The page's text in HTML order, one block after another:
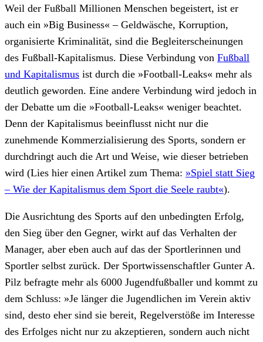
Weil der Fußball Millionen Menschen begeistert, ist er
auch ein »Big Business« – Geldwäsche, Korruption,
organisierte Kriminalität, sind die Begleiterscheinungen
des Fußball-Kapitalismus. Diese Verbindung von Fußball
und Kapitalismus ist durch die »Football-Leaks« mehr als
deutlich geworden. Eine andere Verbindung wird jedoch in
der Debatte um die »Football-Leaks« weniger beachtet.
Denn der Kapitalismus beeinflusst nicht nur die
zunehmende Kommerzialisierung des Sports, sondern er
durchdringt auch die Art und Weise, wie dieser betrieben
wird (Lies hier einen Artikel zum Thema: »Spiel statt Sieg
– Wie der Kapitalismus dem Sport die Seele raubt«).
Die Ausrichtung des Sports auf den unbedingten Erfolg,
den Sieg über den Gegner, wirkt auf das Verhalten der
Manager, aber eben auch auf das der Sportlerinnen und
Sportler selbst zurück. Der Sportwissenschaftler Gunter A.
Pilz befragte mehr als 6000 Jugendfußballer und kommt zu
dem Schluss: »Je länger die Jugendlichen im Verein aktiv
sind, desto eher sind sie bereit, Regelverstöße im Interesse
des Erfolges nicht nur zu akzeptieren, sondern auch nicht